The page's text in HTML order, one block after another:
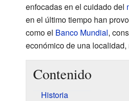
enfocadas en el cuidado del
en el último tiempo han
como el Banco Mundial,
económico de una localidad,
Contenido
Historia